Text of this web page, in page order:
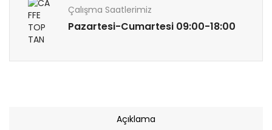
Çalışma Saatlerimiz
Pazartesi-Cumartesi 09:00-18:00
Açıklama